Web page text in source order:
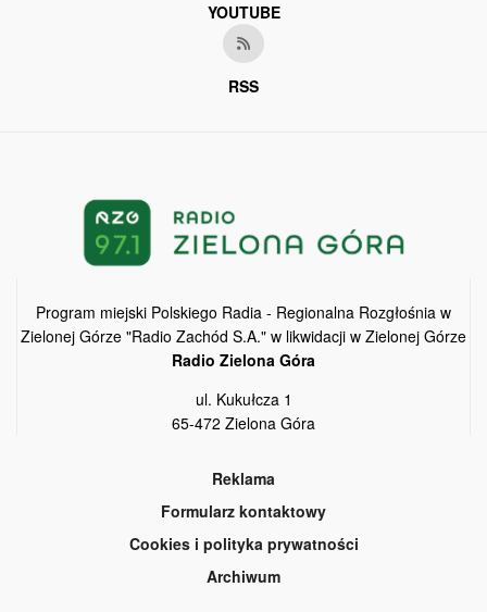
YOUTUBE
RSS
Program miejski Polskiego Radia - Regionalna Rozgłośnia w
Zielonej Górze "Radio Zachód S.A." w likwidacji w Zielonej Górze
Radio Zielona Góra
ul. Kukułcza 1
65-472 Zielona Góra
Reklama
Formularz kontaktowy
Cookies i polityka prywatności
Archiwum